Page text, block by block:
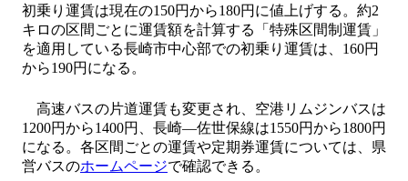
初乗り運賃は現在の150円から180円に値上げする。約2
キロの区間ごとに運賃額を計算する「特殊区間制運賃」
を適用している長崎市中心部での初乗り運賃は、160円
から190円になる。
高速バスの片道運賃も変更され、空港リムジンバスは
1200円から1400円、長崎―佐世保線は1550円から1800円
になる。各区間ごとの運賃や定期券運賃については、県
営バスのホームページで確認できる。